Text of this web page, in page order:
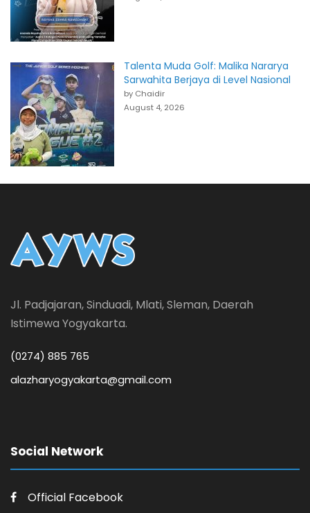
Talenta Muda Golf: Malika Nararya
Sarwahita Berjaya di Level Nasional
by Chaidir
August 4, 2026
Jl. Padjajaran, Sinduadi, Mlati, Sleman, Daerah
Istimewa Yogyakarta.
(0274) 885 765
alazharyogyakarta@gmail.com
Social Network
Official Facebook